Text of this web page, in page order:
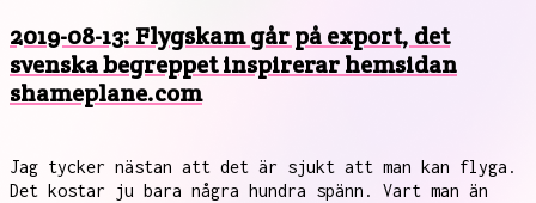
2019-08-13: Flygskam går på export, det
svenska begreppet inspirerar hemsidan
shameplane.com
Jag tycker nästan att det är sjukt att man kan flyga.
Det kostar ju bara några hundra spänn. Vart man än